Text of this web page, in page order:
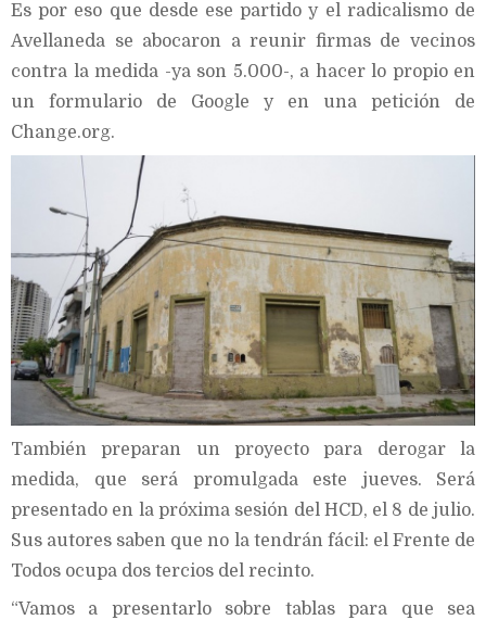
Es por eso que desde ese partido y el radicalismo de
Avellaneda se abocaron a reunir firmas de vecinos
contra la medida -ya son 5.000-, a hacer lo propio en
un formulario de Google y en una petición de
Change.org.
También preparan un proyecto para derogar la
medida, que será promulgada este jueves. Será
presentado en la próxima sesión del HCD, el 8 de julio.
Sus autores saben que no la tendrán fácil: el Frente de
Todos ocupa dos tercios del recinto.
“Vamos a presentarlo sobre tablas para que sea